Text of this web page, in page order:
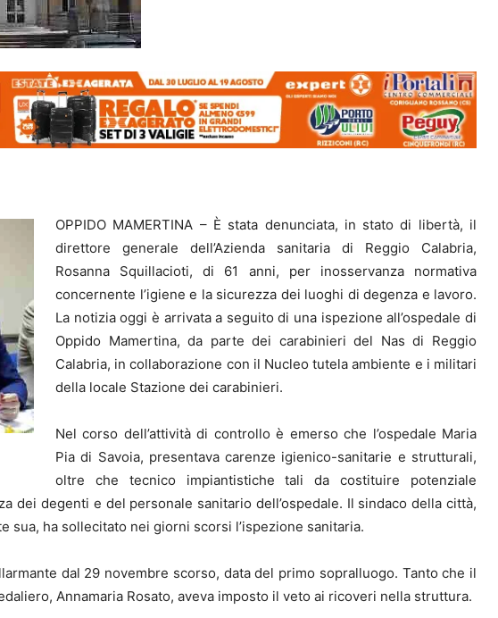
OPPIDO MAMERTINA – È stata denunciata, in stato di libertà, il
direttore generale dell’Azienda sanitaria di Reggio Calabria,
Rosanna Squillacioti, di 61 anni, per inosservanza normativa
concernente l’igiene e la sicurezza dei luoghi di degenza e lavoro.
La notizia oggi è arrivata a seguito di una ispezione all’ospedale di
Oppido Mamertina, da parte dei carabinieri del Nas di Reggio
Calabria, in collaborazione con il Nucleo tutela ambiente e i militari
della locale Stazione dei carabinieri.
Nel corso dell’attività di controllo è emerso che l’ospedale Maria
Pia di Savoia, presentava carenze igienico-sanitarie e strutturali,
oltre che tecnico impiantistiche tali da costituire potenziale
dei degenti e del personale sanitario dell’ospedale. Il sindaco della città,
sua, ha sollecitato nei giorni scorsi l’ispezione sanitaria.
dal 29 novembre scorso, data del primo sopralluogo. Tanto che il
Annamaria Rosato, aveva imposto il veto ai ricoveri nella struttura.